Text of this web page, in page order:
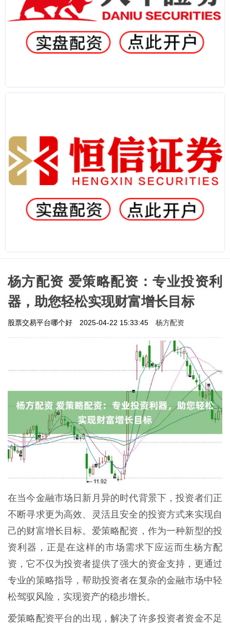
杨方配资 爱策略配资：专业投资利
器，助您轻松实现财富增长目标
股票交易平台哪个好 2025-04-22 15:33:45 杨方配资
在当今金融市场日新月异的时代背景下，投资者们正
不断寻求更为高效、灵活且安全的投资方式来实现自
己的财富增长目标。爱策略配资，作为一种新型的投
资利器，正是在这样的市场需求下应运而生杨方配
资，它不仅为投资者提供了强大的资金支持，更通过
专业的策略指导，帮助投资者在复杂的金融市场中轻
松驾驭风险，实现资产的稳步增长。
爱策略配资平台的出现，解决了许多投资者资金不足